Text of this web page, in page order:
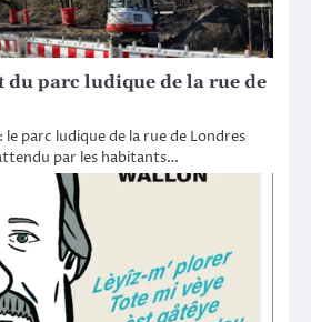
du parc ludique de la rue de
parc ludique de la rue de Londres
par les habitants…